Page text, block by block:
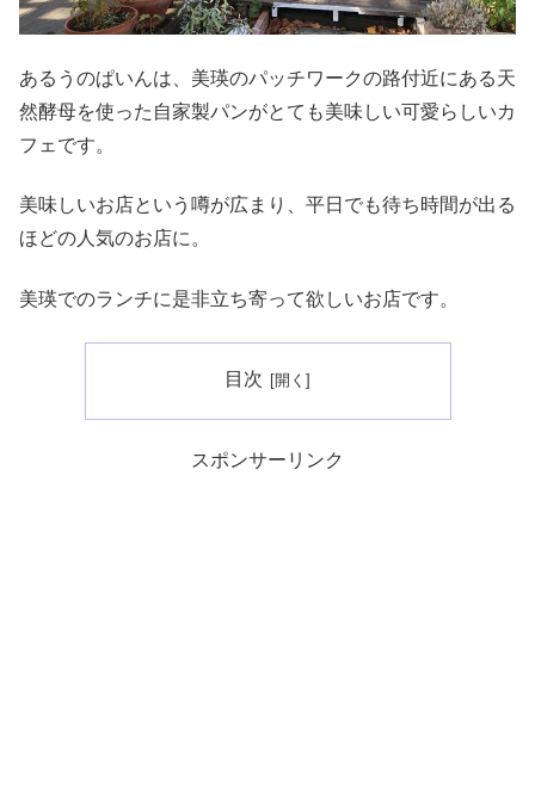
あるうのぱいんは、美瑛のパッチワークの路付近にある天
然酵母を使った自家製パンがとても美味しい可愛らしいカ
フェです。
美味しいお店という噂が広まり、平日でも待ち時間が出る
ほどの人気のお店に。
美瑛でのランチに是非立ち寄って欲しいお店です。
目次
スポンサーリンク